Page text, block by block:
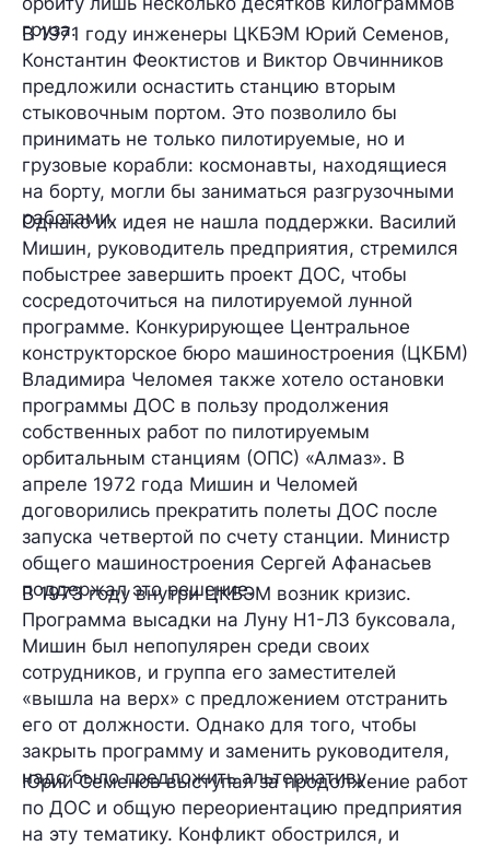
груза.
В 1971 году инженеры ЦКБЭМ Юрий Семенов,
Константин Феоктистов и Виктор Овчинников
предложили оснастить станцию вторым
стыковочным портом. Это позволило бы
принимать не только пилотируемые, но и
грузовые корабли: космонавты, находящиеся
на борту, могли бы заниматься разгрузочными
работами.
Однако их идея не нашла поддержки. Василий
Мишин, руководитель предприятия, стремился
побыстрее завершить проект ДОС, чтобы
сосредоточиться на пилотируемой лунной
программе. Конкурирующее Центральное
конструкторское бюро машиностроения (ЦКБМ)
Владимира Челомея также хотело остановки
программы ДОС в пользу продолжения
собственных работ по пилотируемым
орбитальным станциям (ОПС) «Алмаз». В
апреле 1972 года Мишин и Челомей
договорились прекратить полеты ДОС после
запуска четвертой по счету станции. Министр
общего машиностроения Сергей Афанасьев
поддержал это решение.
В 1973 году внутри ЦКБЭМ возник кризис.
Программа высадки на Луну Н1-Л3 буксовала,
Мишин был непопулярен среди своих
сотрудников, и группа его заместителей
«вышла на верх» с предложением отстранить
его от должности. Однако для того, чтобы
закрыть программу и заменить руководителя,
надо было предложитьальтернативу.
Юрий Семенов выступал за продолжение работ
по ДОС и общую переориентацию предприятия
на эту тематику. Конфликт обострился, и